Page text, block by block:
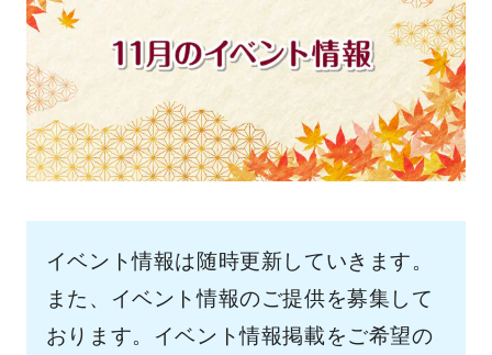
イベント情報は随時更新していきます。
また、イベント情報のご提供を募集して
おります。イベント情報掲載をご希望の